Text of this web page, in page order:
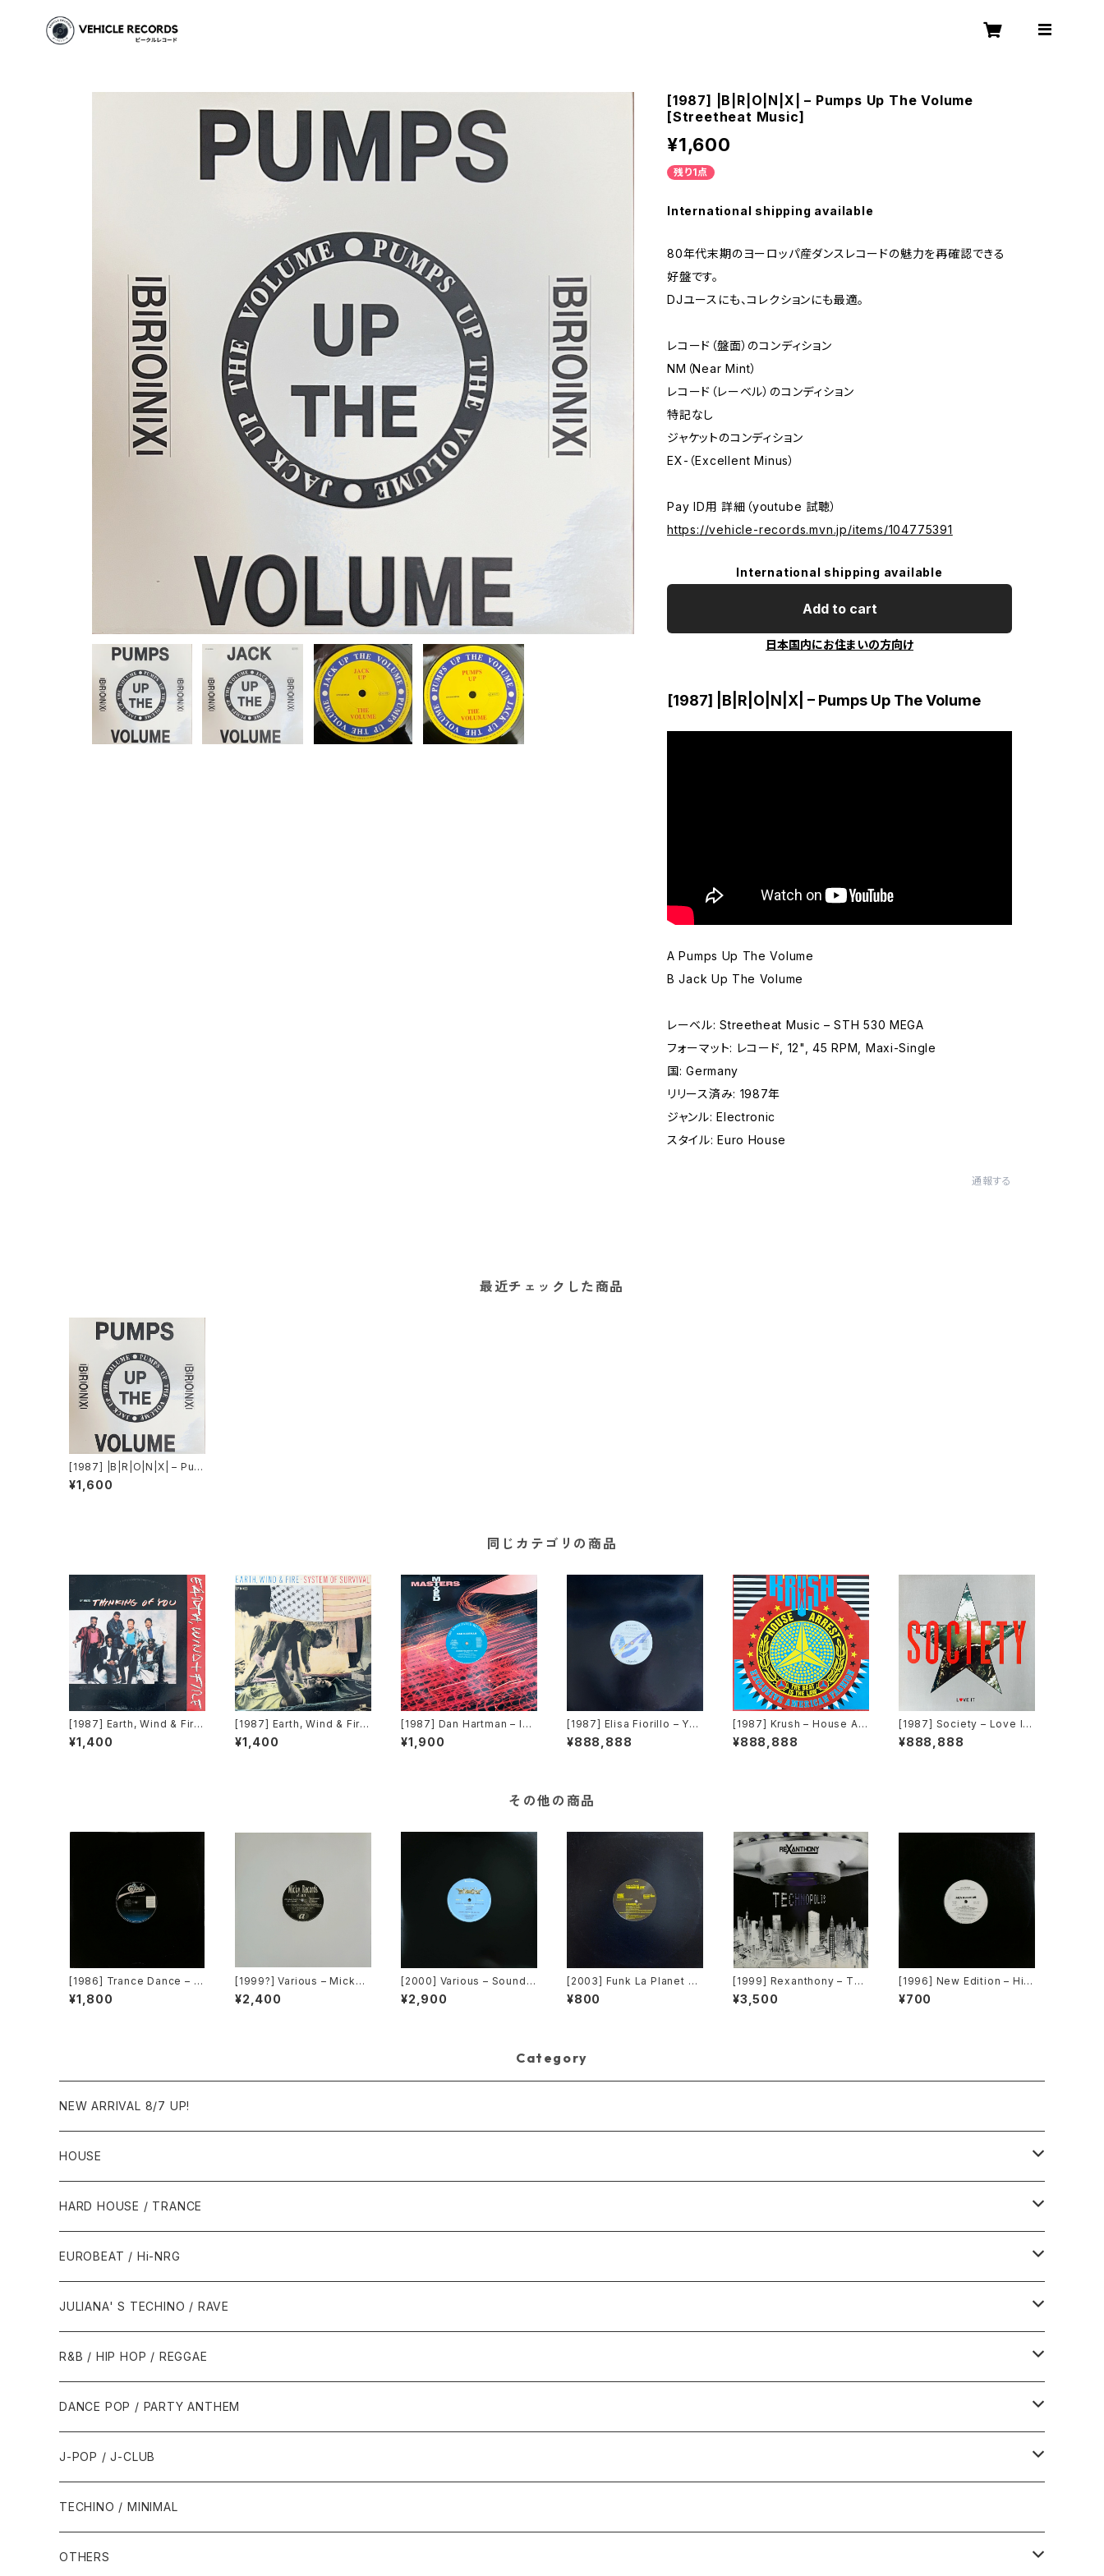
[1987] |B|R|O|N|X| – Pumps Up The Volume
[Streetheat Music]
¥1,600
残り1点
International shipping available
80年代末期のヨーロッパ産ダンスレコードの魅力を再確認できる
好盤です。
DJユースにも、コレクションにも最適。
レコード（盤面）のコンディション
NM（Near Mint）
レコード（レーベル）のコンディション
特記なし
ジャケットのコンディション
EX-（Excellent Minus）
Pay ID用 詳細（youtube 試聴）
https://vehicle-records.mvn.jp/items/104775391
International shipping available
Add to cart
日本国内にお住まいの方向け
[1987] |B|R|O|N|X| – Pumps Up The Volume
A Pumps Up The Volume
B Jack Up The Volume
レーベル: Streetheat Music – STH 530 MEGA
フォーマット: レコード, 12", 45 RPM, Maxi-Single
国: Germany
リリース済み: 1987年
ジャンル: Electronic
スタイル: Euro House
通報する
最近チェックした商品
[1987] |B|R|O|N|X| – Pum
ps Up The Volume [Stre
etheat Music]
¥1,600
同じカテゴリの商品
[1987] Earth, Wind & Fire
– Thinking Of You (12" Mi
xes) [Columbia Records]
¥1,400
[1987] Earth, Wind & Fire
– System Of Survival (12"
Mixes) [Columbia Recor
¥1,400
[1987] Dan Hartman – Ins
tant Replay / Vertigo/Reli
ght My Fire [CBS Associ
¥1,900
[1987] Elisa Fiorillo – You
Don't Know [Chrysalis]
¥888,888
[1987] Krush – House Arr
est [Mercury]
¥888,888
[1987] Society – Love It
[Big Time]
¥888,888
その他の商品
[1986] Trance Dance – D
o The Dance [Epic]
¥1,800
[1999?] Various – Micky
Records Vol.41 [Micky R
ecords.][PROMO]
¥2,400
[2000] Various – Sound F
actory Y&Co. / Back To T
he "Disco" 〜私もDiscoへ
¥2,900
[2003] Funk La Planet – Y
ou Gave Me Love (Funk
La Planet 008) [Funk La
¥800
[1999] Rexanthony – Tec
hnopolis [Franton]
¥3,500
[1996] New Edition – Hit
Me Off [MCA Records][P
ROMO]
¥700
Category
NEW ARRIVAL 8/7 UP!
HOUSE
1980年代
1987年・以前
1988年
1990年代
1990年
1991年
2000年代
2000年
2001年
2010年代
2010年
2011年
HARD HOUSE / TRANCE
1990年代
1994年・以前
1995年
2000年代
2000年
2001年
EUROBEAT / Hi-NRG
1980年代
1986年・以前
1987年
1990年代
1990年
1991年
2000年代
JULIANA' S TECHINO / RAVE
1990年代
1990年
1991年
2000年代
2000年
2001年
R&B / HIP HOP / REGGAE
1980年代
1985年・以前
1986年
1990年代
1990年
1991年
2000年代
2000年
DANCE POP / PARTY ANTHEM
1980年代
1988年・以前
1989年
1990年代
1990年
2000年代
J-POP / J-CLUB
1980年代
1990年代
TECHINO / MINIMAL
OTHERS